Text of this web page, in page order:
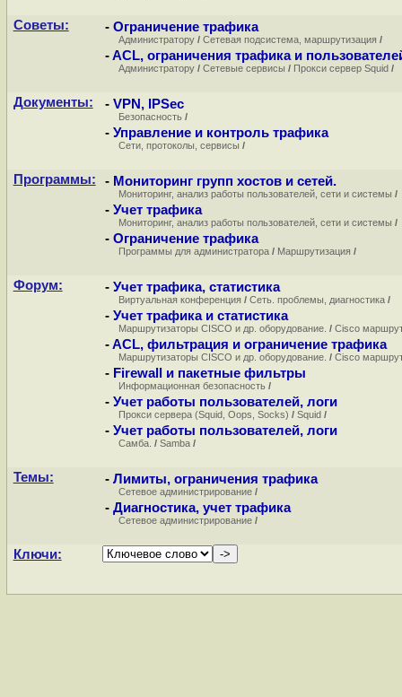
Советы: - Ограничение трафика
Администратору / Сетевая подсистема, маршрутизация /
-ACL, ограничения трафика и
Администратору / Сетевые сервисы / Прокси сервер Squid /
Документы: - VPN, IPSec
Безопасность /
- Управление и контроль трафика
Сети, протоколы, сервисы /
Программы: - Мониторинг групп хостов и сетей.
Мониторинг, анализ работы пользователей, сети и системы /
- Учет трафика
Мониторинг, анализ работы пользователей, сети и системы /
- Ограничение трафика
Программы для администратора / Маршрутизация /
Форум: - Учет трафика, статистика
Виртуальная конференция / Сеть. проблемы, диагностика /
- Учет трафика и статистика
Маршрутизаторы CISCO и др. оборудование. / Cisco
-ACL, фильтрация и ограничение трафика
Маршрутизаторы CISCO и др. оборудование. / Cisco
- Firewall и пакетные фильтры
Информационная безопасность /
- Учет работы пользователей, логи
Прокси сервера (Squid, Oops, Socks) / Squid /
- Учет работы пользователей, логи
Самба. / Samba /
Темы: - Лимиты, ограничения трафика
Сетевое администрирование /
- Диагностика, учет трафика
Сетевое администрирование /
Ключи: